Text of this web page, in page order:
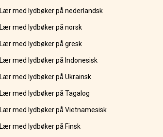
Lær med lydbøker på nederlandsk
Lær med lydbøker på norsk
Lær med lydbøker på gresk
Lær med lydbøker på Indonesisk
Lær med lydbøker på Ukrainsk
Lær med lydbøker på Tagalog
Lær med lydbøker på Vietnamesisk
Lær med lydbøker på Finsk